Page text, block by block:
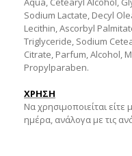
Sodium Lactate, Decyl
Lecithin, Ascorbyl
Triglyceride, Sodium
Citrate, Parfum, Alcohol,
Propylparaben.
ΧΡΗΣΗ
Να χρησιμοποιείται είτε
ημέρα, ανάλογα με τις